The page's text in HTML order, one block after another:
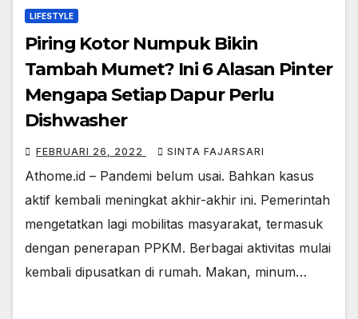
LIFESTYLE
Piring Kotor Numpuk Bikin
Tambah Mumet? Ini 6 Alasan Pinter
Mengapa Setiap Dapur Perlu
Dishwasher
FEBRUARI 26, 2022 SINTA FAJARSARI
Athome.id – Pandemi belum usai. Bahkan kasus
aktif kembali meningkat akhir-akhir ini. Pemerintah
mengetatkan lagi mobilitas masyarakat, termasuk
dengan penerapan PPKM. Berbagai aktivitas mulai
kembali dipusatkan di rumah. Makan, minum…